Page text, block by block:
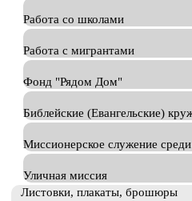
Работа со школами
Работа с мигрантами
Фонд "Рядом Дом"
Библейские (Евангельские)
Миссионерское служение
Уличная миссия
Листовки, плакаты, брошюры